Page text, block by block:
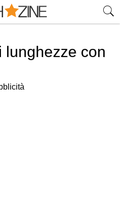
lunghezze con